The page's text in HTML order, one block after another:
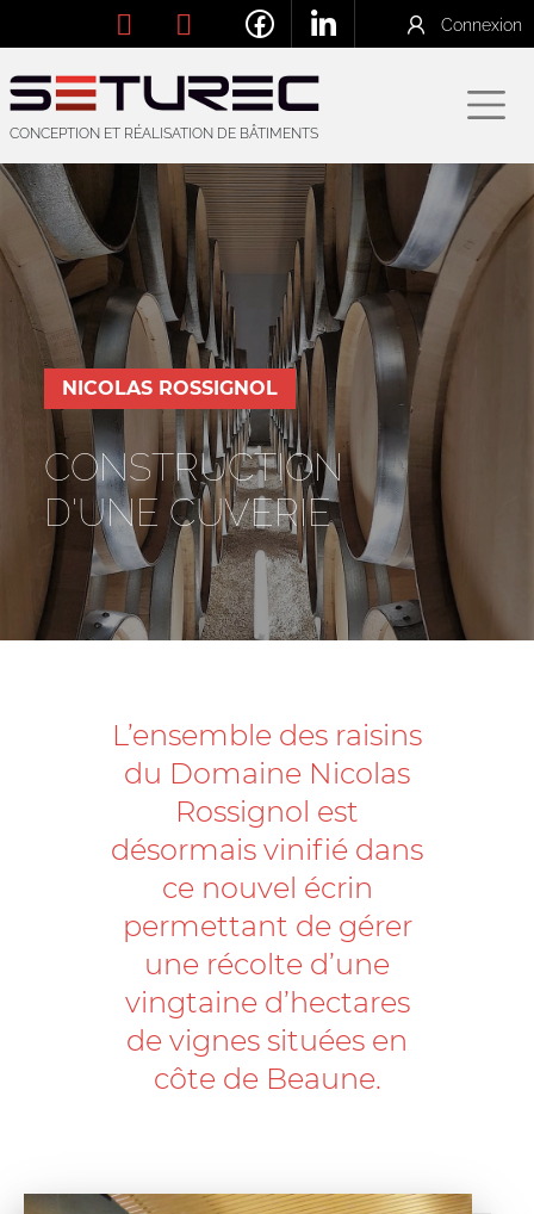
Connexion
CONCEPTION ET RÉALISATION DE BÂTIMENTS
NICOLAS ROSSIGNOL
CONSTRUCTION
D'UNE CUVERIE
L’ensemble des raisins
du Domaine Nicolas
Rossignol est
désormais vinifié dans
ce nouvel écrin
permettant de gérer
une récolte d’une
vingtaine d’hectares
de vignes situées en
côte de Beaune.